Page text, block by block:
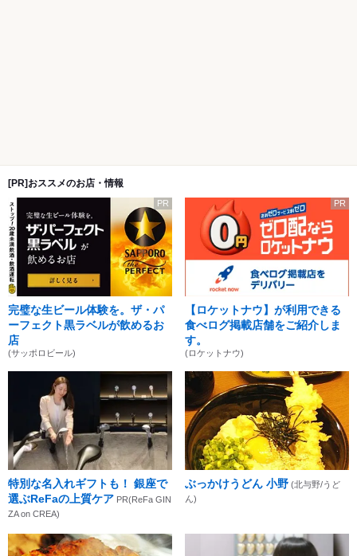
[PR]おススメのお店・情報
PR
完璧な生ビール体験を。ザ・パ
ーフェクト黒ラベルが飲めるお
店
(サッポロビール)
PR
【ロケットナウ】が利用できる
食べログ掲載店舗をご紹介しま
す。
(ロケットナウ)
特別な名入れギフトも！ 銀座で
選ぶReFaの上質ケア PR(ReFa GIN
ZA on CREA)
ぶっかけうどん 小野 (北与野/うど
ん)